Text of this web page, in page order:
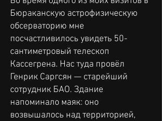
Бюраканскую астрофизическую
обсерваторию мне
посчастливилось увидеть 50-
сантиметровый телескоп
Кассегрена. Нас туда провёл
Генрик Саргсян — старейший
сотрудник БАО. Здание
напоминало маяк: оно
возвышалось над территорией,